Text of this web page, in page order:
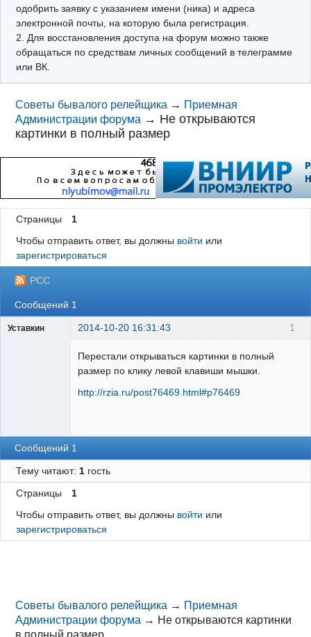
Телеграм
одобрить заявку с указанием имени (ника) и адреса
электронной почты, на которую была регистрация.
2. Для восстановления доступа на форум можно также
обращаться по средствам личных сообщений в телеграмме
или ВК.
Советы бывалого релейщика → Приемная
Администрации форума → Не открываются
картинки в полный размер
Страницы
1
Чтобы отправить ответ, вы должны войти или
зарегистрироваться
РСС
Сообщений 1
1
Уставкин 2014-10-20 16:31:43
Перестали открываться картинки в полный
размер по клику левой клавиши мышки.
http://rzia.ru/post76469.html#p76469
Сообщений 1
Тему читают: 1гость
Страницы
1
Чтобы отправить ответ, вы должны войти или
зарегистрироваться
Советы бывалого релейщика → Приемная
Администрации форума → Не открываются картинки